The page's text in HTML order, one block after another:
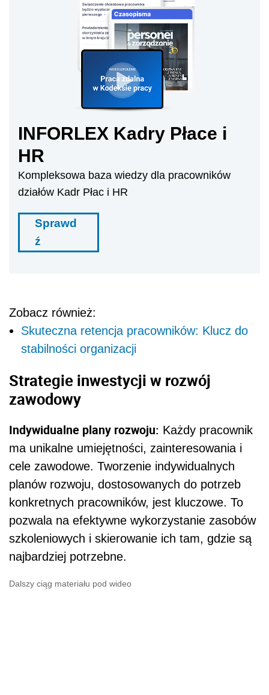
INFORLEX Kadry Płace i
HR
Kompleksowa baza wiedzy dla pracowników
działów Kadr Płac i HR
Sprawd
ź
Zobacz również:
Skuteczna retencja pracowników: Klucz do
stabilności organizacji
Strategie inwestycji w rozwój
zawodowy
Indywidualne plany rozwoju: Każdy pracownik
ma unikalne umiejętności, zainteresowania i
cele zawodowe. Tworzenie indywidualnych
planów rozwoju, dostosowanych do potrzeb
konkretnych pracowników, jest kluczowe. To
pozwala na efektywne wykorzystanie zasobów
szkoleniowych i skierowanie ich tam, gdzie są
najbardziej potrzebne.
Dalszy ciąg materiału pod wideo